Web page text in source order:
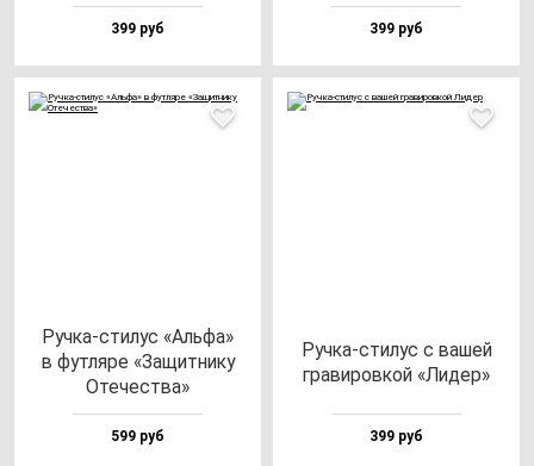
399 руб 399 руб
Руч­ка-сти­лус «Аль­фа»
в фут­ля­ре «Защит­ни­ку
Оте­чес­тва»
599 руб
Руч­ка-сти­лус с ва­шей
гра­ви­ров­кой «Лидер»
399 руб